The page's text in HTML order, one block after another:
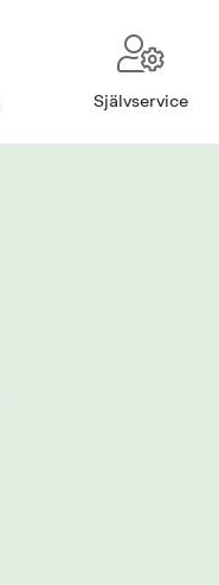
Självservice